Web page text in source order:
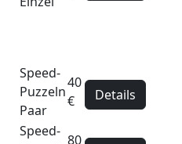
Speed-
Puzzeln
Paar
40
€
Details
Speed-
80